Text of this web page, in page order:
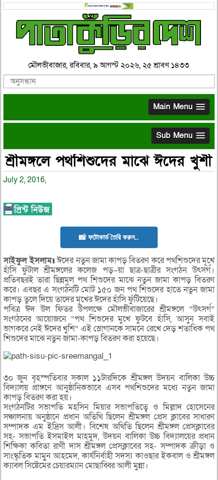
মৌলভীবাজার, রবিবার, ৯ আগস্ট ২০২৬, ২৫ শ্রাবণ ১৪৩৩
Main Menu
Sub Menu
শ্রীমঙ্গলে পথশিশুদের মাঝে ঈদের খুশী
July 2, 2016,
📸 ফটোকার্ড তৈরি করুন..
সাইফুল ইসলাম॥ঈদের নতুন জামা কাপড় বিতরণ করে পথশিশুদের মূখে
হাঁসি ফুঁটাল শ্রীমঙ্গলের কলেজ পড়–য়া ছাত্র-ছাত্রীর সংগঠন উৎসর্গ।
প্রতিবছরই তারা ছিন্নমূল পথ শিশুদের মাঝে নতুন জামা কাপড় বিতরণ
করে। এবছর এ সংগঠনটি মোট ১৫০ জন পথ শিশুদের হাতে নতুন জামা
কাপড় তুলে দিয়ে তাদের মূখের ঈদের হাঁসি ফুঁিটয়েছে।
পবিত্র ঈদ উল ফিতর উপলক্ষে মৌলভীবাজারের শ্রীমঙ্গলে “উৎসর্গ”
সংগঠনের আয়োজনে “পথ শিশুদের মুখে ফুটবে হাঁসি, আসুন সবাই
ভাগকরে নেই ঈদের খুশি” এই স্লোগানকে সামনে রেখে দেড় শতাধিক পথ
শিশুদের মাঝে নতুন জামা-কাপড় বিতরণ করা হয়েছে।
৩০ জুন বৃহস্পতিবার সকাল ১১টারদিকে শ্রীমঙ্গল উদয়ন বালিকা উচ্চ
বিদ্যালয় প্রাঙ্গণে আনুষ্ঠানিকভাবে এসব পথশিশুদের মধ্যে নতুন জামা
কাপড় বিতরণ করা হয়।
সংগঠনটির সভাপতি মহসিন মিয়ার সভাপতিত্বে ও মিল্লাদ হোসেনের
সঞ্চালনায় অনুষ্ঠানে প্রধান অতিথি ছিলেন শ্রীমঙ্গল প্রেস ক্লাবের সাধারণ
সম্পাদক এম ইদ্রিস আলী। বিশেষ অথিতি ছিলেন শ্রীমঙ্গল প্রেসক্লাবের
সহ- সভাপতি ইসমাইল মাহমুদ, উদয়ন বালিকা উচ্চ বিদ্যালয়ের প্রধান
শিক্ষিকা কবিতা রাণী দাস শ্রীমঙ্গল প্রেসক্লাবের সহ- সম্পাদক ক্রীড়া ও
সাংস্কৃতিক মামুুন আহমেদ, কার্যনির্বাহী সদস্য কাওছার ইকবাল ও শ্রীমঙ্গল
ক্যাবল সিষ্টেমের চেয়ারম্যান মোছাব্বির আলী মুন্না।